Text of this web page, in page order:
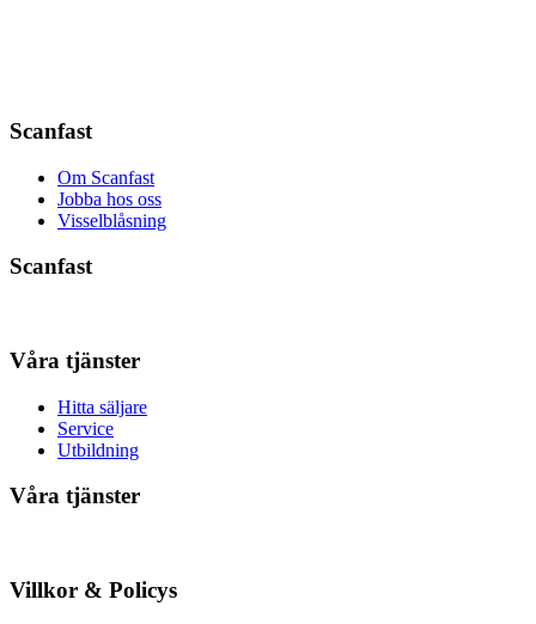
Scanfast
Om Scanfast
Jobba hos oss
Visselblåsning
Scanfast
Våra tjänster
Hitta säljare
Service
Utbildning
Våra tjänster
Villkor & Policys